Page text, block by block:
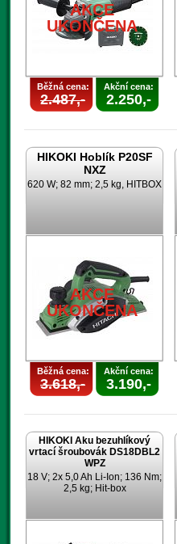
AKCE
UKONČENA
Běžná cena:
2.487,-
Akční cena:
2.250,-
HIKOKI Hoblík P20SF
NXZ
620 W; 82 mm; 2,5 kg, HITBOX
AKCE
UKONČENA
Běžná cena:
3.618,-
Akční cena:
3.190,-
HIKOKI Aku bezuhlíkový
vrtací šroubovák DS18DBL2
WPZ
18 V; 2x 5,0 Ah Li-Ion; 136 Nm;
2,5 kg; Hit-box